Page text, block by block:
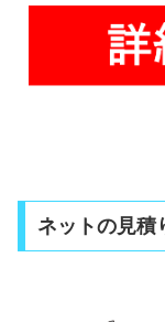
ネットの見積